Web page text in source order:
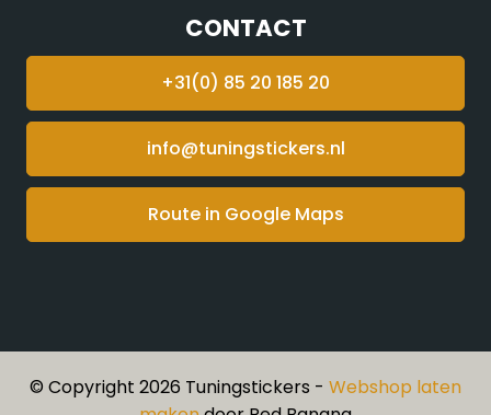
CONTACT
+31(0) 85 20 185 20
info@tuningstickers.nl
Route in Google Maps
© Copyright 2026 Tuningstickers - Webshop laten